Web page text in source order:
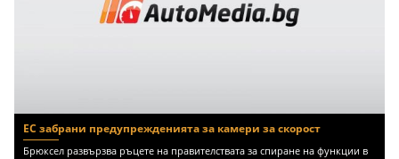
ЕС забрани предупрежденията за камери за скорост
Брюксел развързва ръцете на правителствата за спиране на функции в